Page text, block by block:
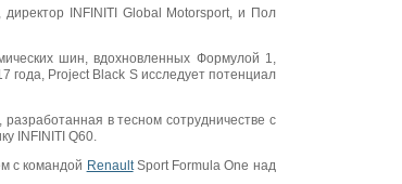
INFINITI Global Motorsport, и Пол
шин, вдохновленных Формулой 1,
года, Project Black S исследует потенциал
в тесном сотрудничестве с
INFINITI Q60.
с командой RenaultSport Formula One над